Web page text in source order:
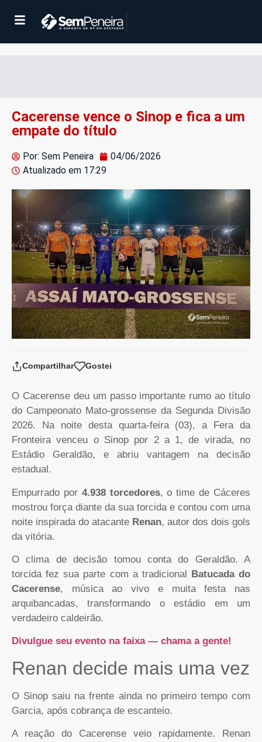
Cacerense vence o Sinop e fica a um
empate do título
Por: Sem Peneira
04/06/2026
Atualizado em 17:29
Compartilhar Gostei
O Cacerense deu um passo importante rumo ao título
do Campeonato Mato-grossense da Segunda Divisão
2026. Na noite desta quarta-feira (03), a Fera da
Fronteira venceu o Sinop por 2 a 1, de virada, no
Estádio Geraldão, e abriu vantagem na decisão
estadual.
Empurrado por 4.938 torcedores, o time de Cáceres
mostrou força diante da sua torcida e contou com uma
noite inspirada do atacante Renan, autor dos dois gols
da vitória.
O clima de decisão tomou conta do Geraldão. A
torcida fez sua parte com a tradicional Batucada do
Cacerense, música ao vivo e muita festa nas
arquibancadas, transformando o estádio em um
verdadeiro caldeirão.
Divulgue seu evento na faixa — chama a gente!
Renan decide mais uma vez
O Sinop saiu na frente ainda no primeiro tempo com
Garcia, após cobrança de escanteio.
A reação do Cacerense veio rapidamente. Renan